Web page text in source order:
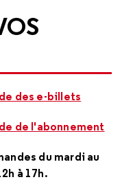
des e-billets
de l'abonnement
du mardi au
à 17h.